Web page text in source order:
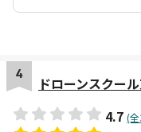
4
ドローンスクー
4.7 (